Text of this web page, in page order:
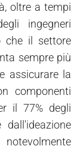
oltre a tempi
ingegneri
che il settore
sempre più
assicurare la
componenti
il 77% degli